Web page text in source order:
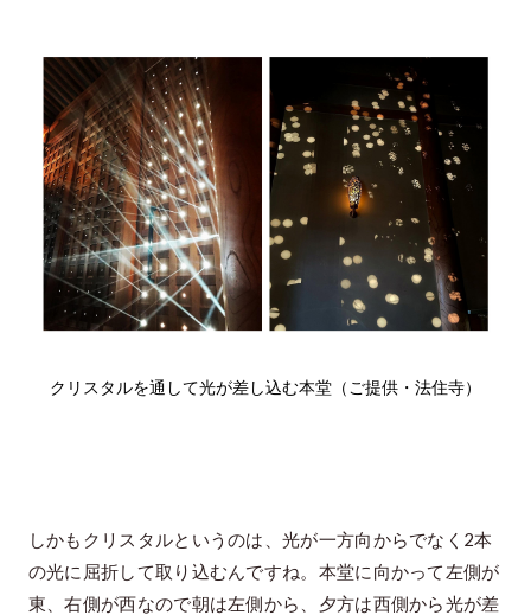
クリスタルを通して光が差し込む本堂（ご提供・法住寺）
しかもクリスタルというのは、光が一方向からでなく2本
の光に屈折して取り込むんですね。本堂に向かって左側が
東、右側が西なので朝は左側から、夕方は西側から光が差